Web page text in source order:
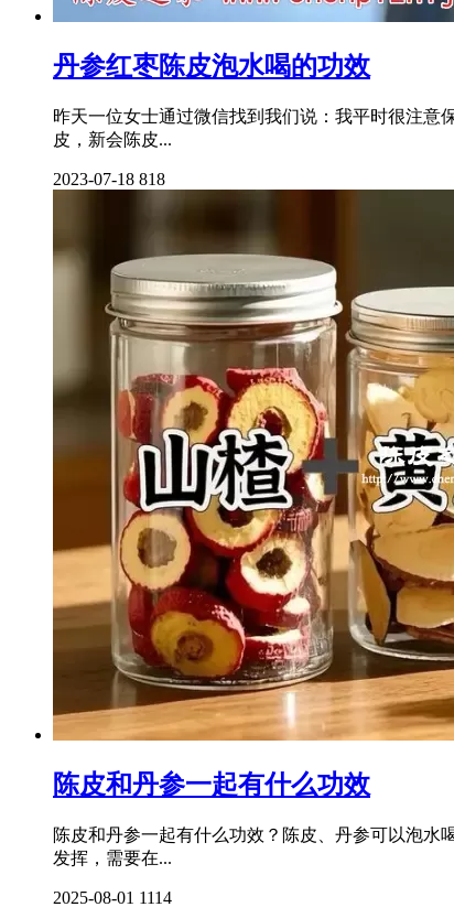
丹参红枣陈皮泡水喝的功效
昨天一位女士通过微信找到我们说：我平时很注意
皮，新会陈皮...
2023-07-18 818
陈皮和丹参一起有什么功效
陈皮和丹参一起有什么功效？陈皮、丹参可以泡
发挥，需要在...
2025-08-01 1114